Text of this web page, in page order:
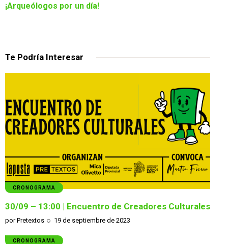
¡Arqueólogos por un día!
Te Podría Interesar
CRONOGRAMA
30/09 – 13:00 | Encuentro de Creadores Culturales
porPretextos 19 de septiembre de 2023
CRONOGRAMA